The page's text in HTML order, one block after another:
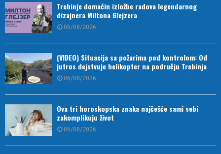
Trebinje domaćin izložbe radova legendarnog
dizajnera Miltona Glejzera
06/08/2026
(VIDEO) Situacija sa požarima pod kontrolom: Od
jutros dejstvuje helikopter na području Trebinja
06/08/2026
Ova tri horoskopska znaka najčešće sami sebi
zakomplikuju život
05/08/2026